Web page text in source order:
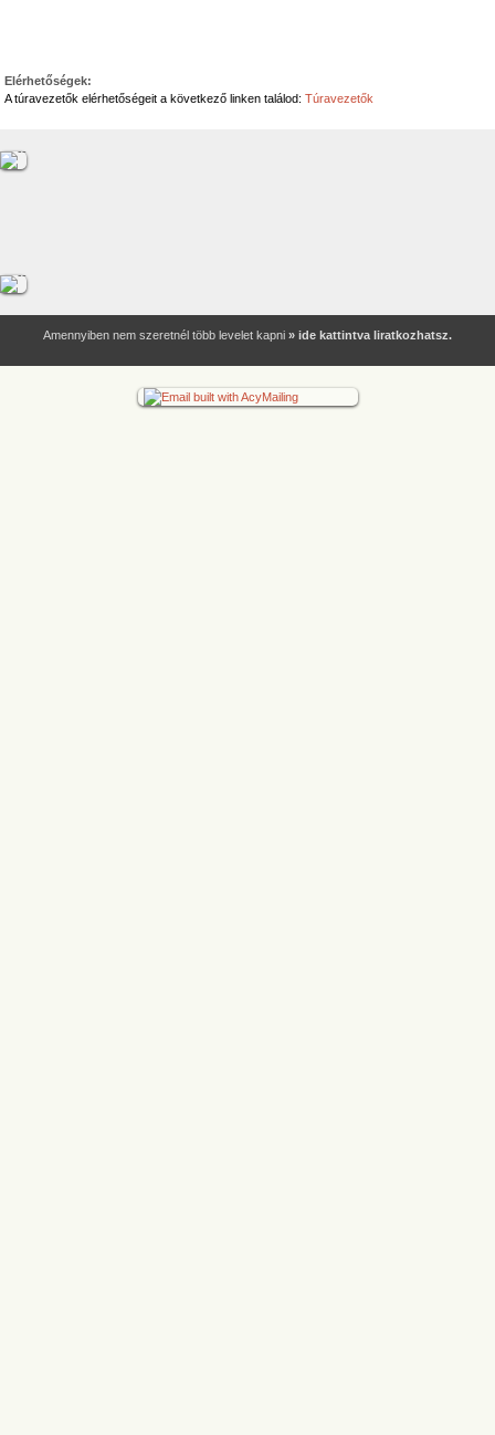
Elérhetőségek:
A túravezetők elérhetőségeit a következő linken találod: Túravezetők
Amennyiben nem szeretnél több levelet kapni » ide kattintva liratkozhatsz.